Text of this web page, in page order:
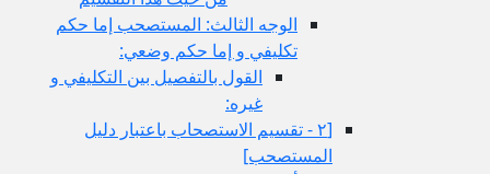
الوجه الثالث: المستصحب إما حكم
تكليفي و إما حكم وضعي:
القول بالتفصيل بين التكليفي و
غيره:
[٢ - تقسيم الاستصحاب باعتبار دليل
المستصحب‏]